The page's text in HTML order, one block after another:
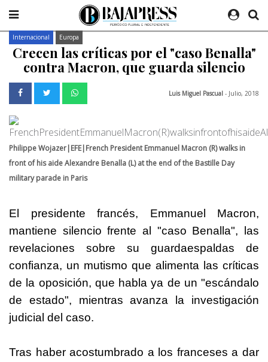
Internacional Europa
Crecen las críticas por el "caso Benalla"
contra Macron, que guarda silencio
Luis Miguel Pascual - Julio, 2018
Philippe Wojazer|EFE|French President Emmanuel Macron (R) walks in
front of his aide Alexandre Benalla (L) at the end of the Bastille Day
military parade in Paris
El presidente francés, Emmanuel Macron,
mantiene silencio frente al "caso Benalla", las
revelaciones sobre su guardaespaldas de
confianza, un mutismo que alimenta las críticas
de la oposición, que habla ya de un "escándalo
de estado", mientras avanza la investigación
judicial del caso.
Tras haber acostumbrado a los franceses a dar